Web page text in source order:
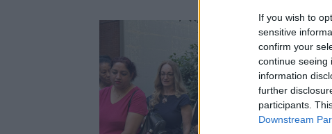
If you wish to
sensitive
confirm your
continue seeing
information
further
participants.
Downstream